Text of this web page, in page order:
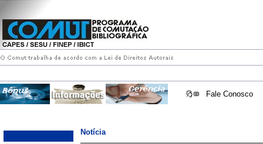
Fale Conosco
Notícia